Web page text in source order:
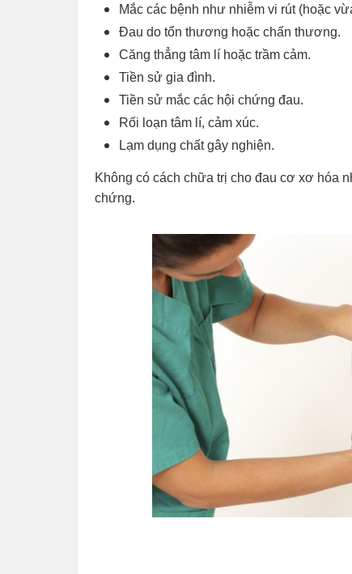
Mắc các bệnh như nhiễm vi rút (hoặc
Đau do tổn thương hoặc chấn thương.
Căng thẳng tâm lí hoặc trầm cảm.
Tiền sử gia đình.
Tiền sử mắc các hội chứng đau.
Rối loạn tâm lí, cảm xúc.
Lạm dụng chất gây nghiện.
Không có cách chữa trị cho đau cơ xơ hóa
chứng.